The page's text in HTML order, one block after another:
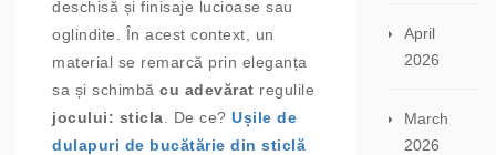
deschisă și finisaje lucioase sau
oglindite. În acest context, un
material se remarcă prin eleganța
sa și schimbă cu adevărat regulile
jocului: sticla . De ce? Ușile de
dulapuri de bucătărie din sticlă
April
2026
March
2026